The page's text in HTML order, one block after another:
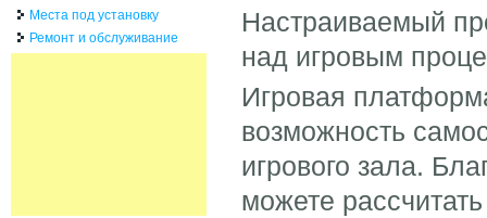
Настраиваемый
над игровым
Игровая
возможность
игрового зала.
можете
Места под установку
Ремонт и обслуживание